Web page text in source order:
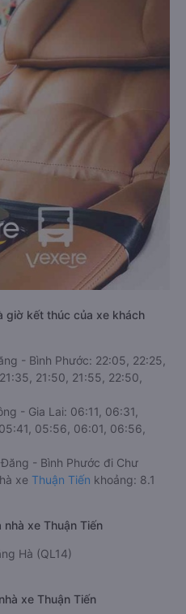
giờ kết thúc của xe khách
- Bình Phước: 22:05, 22:25,
21:50, 21:55, 22:50,
- Gia Lai: 06:11, 06:31,
05:56, 06:01, 06:56,
- Bình Phước đi Chư
xe Thuận Tiến khoảng: 8.1
xe Thuận Tiến
Hà (QL14)
xe Thuận Tiến